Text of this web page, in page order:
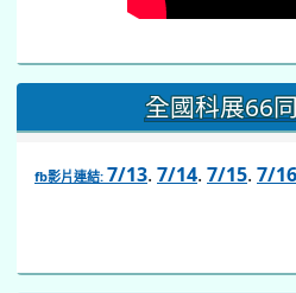
全國科展66
fb影片連結: 7/13. 7/14. 7/15. 7/16
https://www.facebook.com/